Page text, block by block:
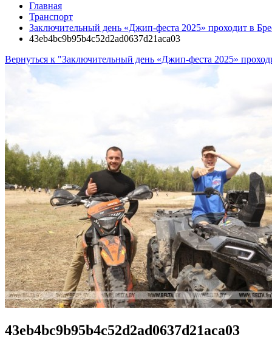
Главная
Транспорт
Заключительный день «Джип-феста 2025» проходит в
43eb4bc9b95b4c52d2ad0637d21aca03
Вернуться к "Заключительный день «Джип-феста 2025»
43eb4bc9b95b4c52d2ad0637d21aca03